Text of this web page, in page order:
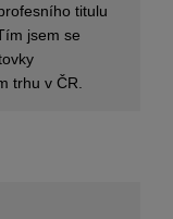
titulu
jsem se
trhu v ČR.